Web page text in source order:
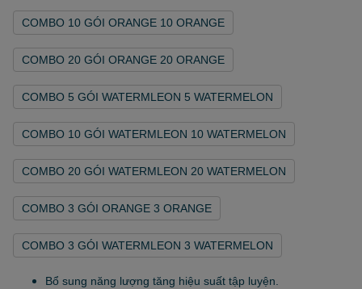
COMBO 10 GÓI ORANGE 10 ORANGE
COMBO 20 GÓI ORANGE 20 ORANGE
COMBO 5 GÓI WATERMLEON 5 WATERMELON
COMBO 10 GÓI WATERMLEON 10 WATERMELON
COMBO 20 GÓI WATERMLEON 20 WATERMELON
COMBO 3 GÓI ORANGE 3 ORANGE
COMBO 3 GÓI WATERMLEON 3 WATERMELON
Bổ sung năng lượng tăng hiệu suất tập luyện.